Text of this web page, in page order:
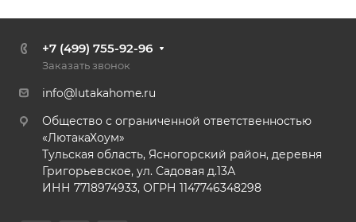
+7 (499) 755-92-96
Заказать звонок
info@lutakahome.ru
Общество с ограниченной ответственностью
«ЛютакаХоум»
Тульская область, Ясногорский район, деревня
Григорьевское, ул. Садовая д.13А
ИНН 7718974933, ОГРН 1147746348298